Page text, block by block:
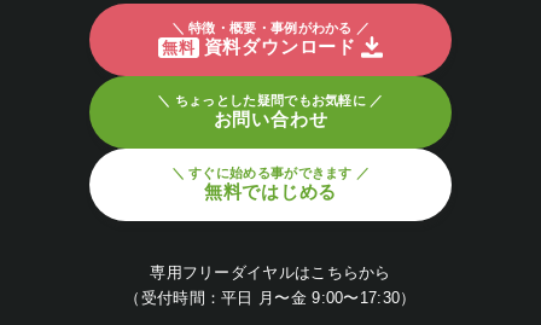
＼ 特徴・概要・事例がわかる ／
無料 資料ダウンロード
＼ ちょっとした疑問でもお気軽に ／
お問い合わせ
＼ すぐに始める事ができます ／
無料ではじめる
専用フリーダイヤルはこちらから
（受付時間：平日 月〜金 9:00〜17:30）